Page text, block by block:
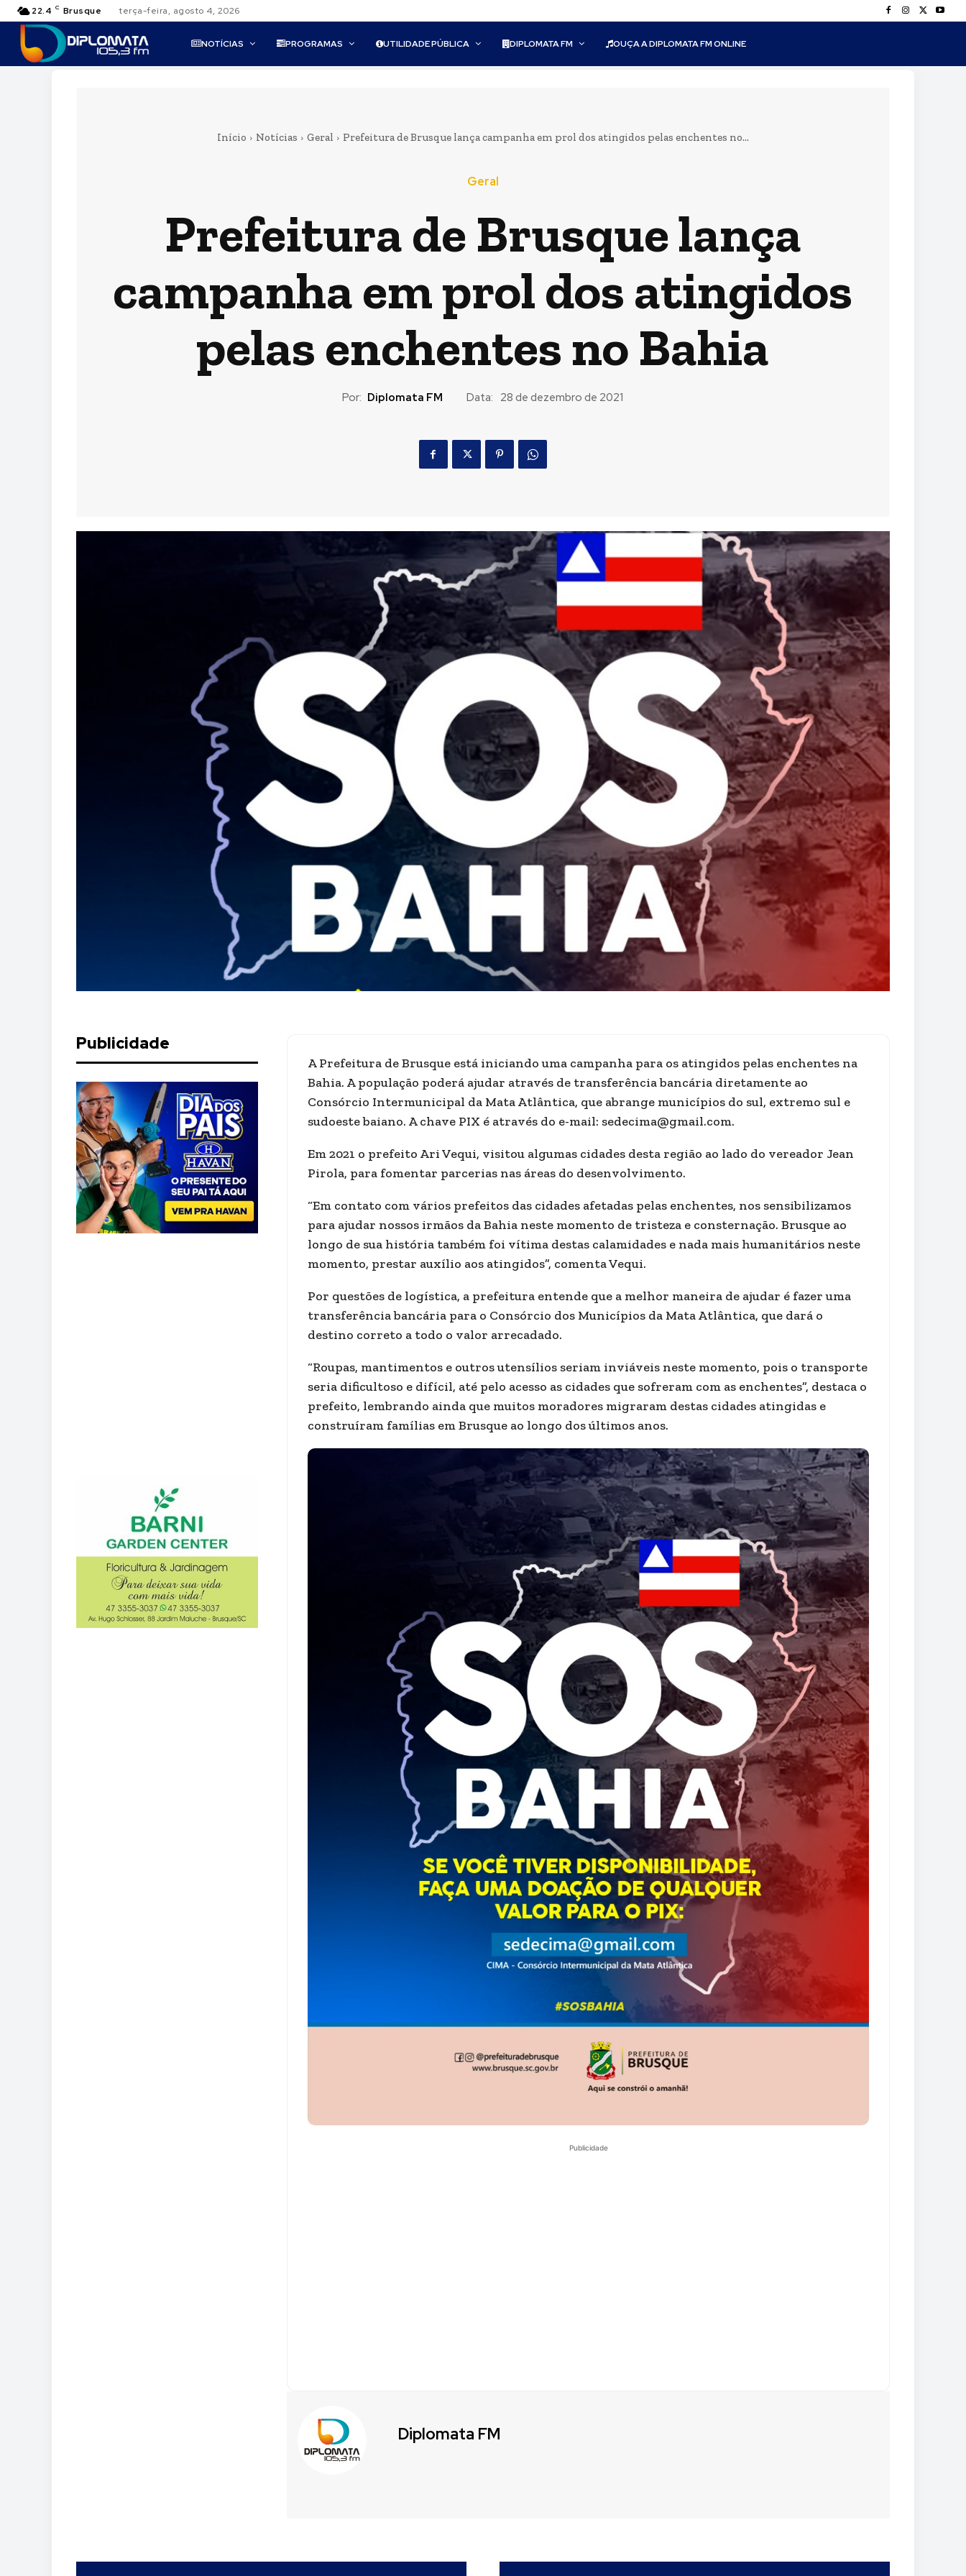
22.4 C Brusque terça-feira, agosto 4, 2026
NOTÍCIAS PROGRAMAS UTILIDADE PÚBLICA DIPLOMATA FM OUÇA A DIPLOMATA FM ONLINE
Início Notícias Geral Prefeitura de Brusque lança campanha em prol dos atingidos pelas enchentes no...
Geral
Prefeitura de Brusque lança
campanha em prol dos atingidos
pelas enchentes no Bahia
Por: Diplomata FM Data: 28 de dezembro de 2021
Publicidade
A Prefeitura de Brusque está iniciando uma campanha para os atingidos pelas enchentes na
Bahia. A população poderá ajudar através de transferência bancária diretamente ao
Consórcio Intermunicipal da Mata Atlântica, que abrange municípios do sul, extremo sul e
sudoeste baiano. A chave PIX é através do e-mail: sedecima@gmail.com.
Em 2021 o prefeito Ari Vequi, visitou algumas cidades desta região ao lado do vereador Jean
Pirola, para fomentar parcerias nas áreas do desenvolvimento.
“Em contato com vários prefeitos das cidades afetadas pelas enchentes, nos sensibilizamos
para ajudar nossos irmãos da Bahia neste momento de tristeza e consternação. Brusque ao
longo de sua história também foi vítima destas calamidades e nada mais humanitários neste
momento, prestar auxílio aos atingidos”, comenta Vequi.
Por questões de logística, a prefeitura entende que a melhor maneira de ajudar é fazer uma
transferência bancária para o Consórcio dos Municípios da Mata Atlântica, que dará o
destino correto a todo o valor arrecadado.
“Roupas, mantimentos e outros utensílios seriam inviáveis neste momento, pois o transporte
seria dificultoso e difícil, até pelo acesso as cidades que sofreram com as enchentes”, destaca o
prefeito, lembrando ainda que muitos moradores migraram destas cidades atingidas e
construíram famílias em Brusque ao longo dos últimos anos.
Publicidade
Diplomata FM